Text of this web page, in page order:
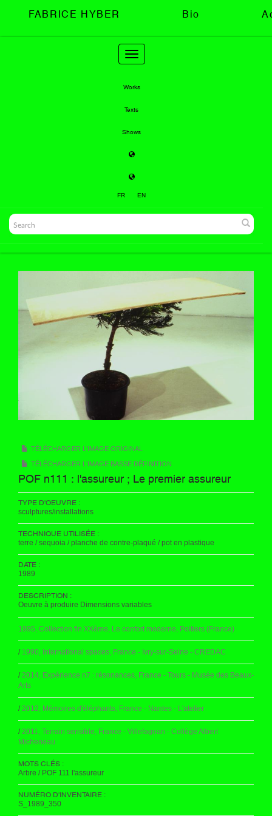
FABRICE HYBER Bio
Toggle
navigation
Works
Texts
Shows
FR EN
TÉLÉCHARGER L'IMAGE ORIGINAL
TÉLÉCHARGER L'IMAGE BASSE DÉFINITION
POF n111 : l'assureur ; Le premier assureur
TYPE D'OEUVRE :
sculptures/installations
TECHNIQUE UTILISÉE :
terre / sequoia / planche de contre-plaqué / pot en plastique
DATE :
1989
DESCRIPTION :
Oeuvre à produire Dimensions variables
1995, Collection fin XXème, Le confort moderne, Poitiers (France)
/ 1990, International spaces, France - Ivry-sur-Seine - CREDAC
/ 2014, Expérience n7 : résonances, France - Tours - Musée des Beaux-
Arts
/ 2012, Mémoires d'éléphants, France - Nantes - L'atelier
/ 2011, Terrain sensible, France - Villefagnan - Collège Albert
Micheneau
MOTS CLÉS :
Arbre / POF 111 l'assureur
NUMÉRO D'INVENTAIRE :
S_1989_350